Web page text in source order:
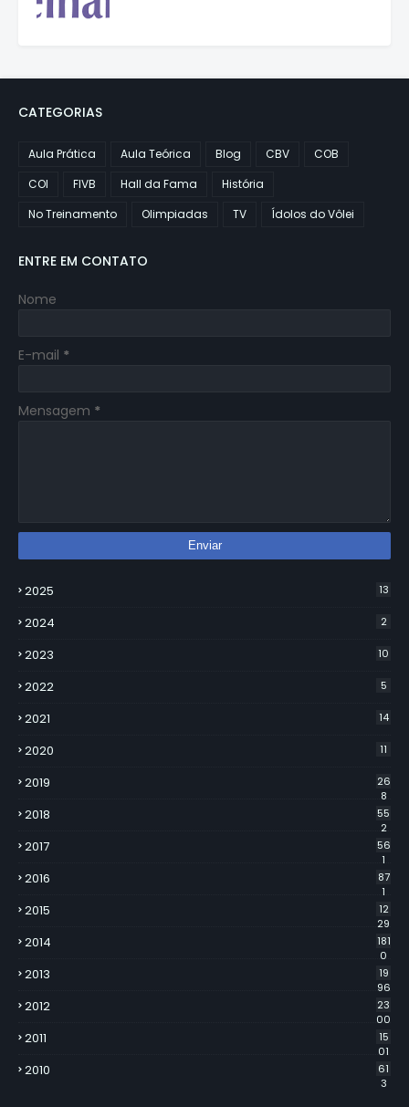
CATEGORIAS
Aula Prática Aula Teórica Blog CBV
COB
COI
FIVB Hall da Fama
História
No Treinamento
Olimpiadas TV Ídolos do Vôlei
ENTRE EM CONTATO
Nome
E-mail *
Mensagem *
2025 13
2024 2
2023 10
2022 5
2021 14
2020 11
2019
26
8
2018
55
2
2017
56
1
2016
87
1
2015
12
29
2014
181
0
2013
19
96
2012
23
00
2011
15
01
2010
61
3